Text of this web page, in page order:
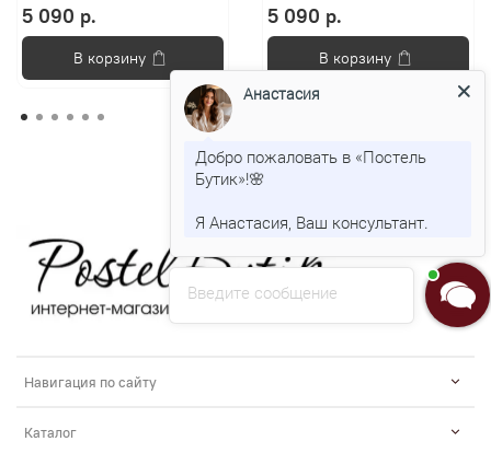
5 090 р.
В корзину
5 090 р.
В корзину
Навигация по сайту
Каталог
Введите сообщение
Анастасия
Добро пожаловать в «Постель
Бутик»!🌸
Я Анастасия, Ваш консультант.